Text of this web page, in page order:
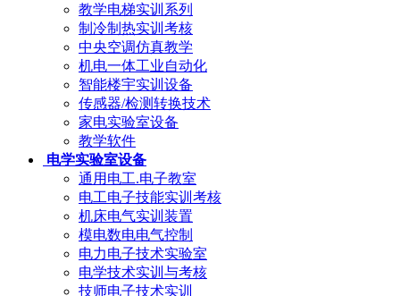
教学电梯实训系列
制冷制热实训考核
中央空调仿真教学
机电一体工业自动化
智能楼宇实训设备
传感器/检测转换技术
家电实验室设备
教学软件
电学实验室设备
通用电工.电子教室
电工电子技能实训考核
机床电气实训装置
模电数电电气控制
电力电子技术实验室
电学技术实训与考核
技师电子技术实训